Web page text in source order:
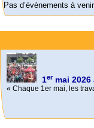
Pas d’évènements à venir
1ermai 2026
« Chaque 1er mai, les